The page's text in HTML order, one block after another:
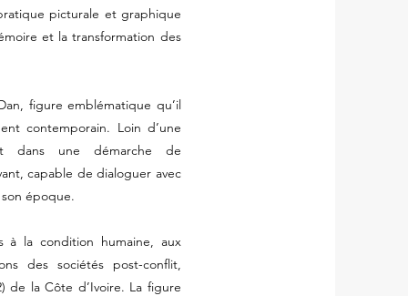
picturale et graphique
et la transformation des
figure emblématique qu’il
contemporain. Loin d’une
dans une démarche de
capable de dialoguer avec
époque.
à la condition humaine, aux
des sociétés post-conflit,
de la Côte d’Ivoire. La figure